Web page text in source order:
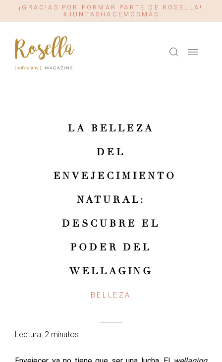
¡GRACIAS POR FORMAR PARTE DE ROSELLA!
#JUNTASHACEMOSMÁS
LA BELLEZA
DEL
ENVEJECIMIENTO
NATURAL:
DESCUBRE EL
PODER DEL
WELLAGING
BELLEZA
Lectura: 2 minutos